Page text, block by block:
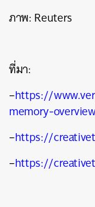
ภาพ: Reuters
ที่มา:
–https://
memory-
–https://
–https://